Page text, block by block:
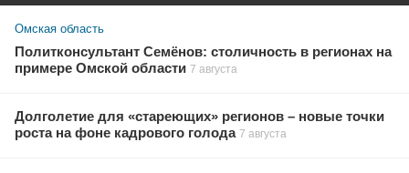
Омская область
Политконсультант Семёнов: столичность в регионах на
примере Омской области 7 августа
Долголетие для «стареющих» регионов – новые точки
роста на фоне кадрового голода 7 августа